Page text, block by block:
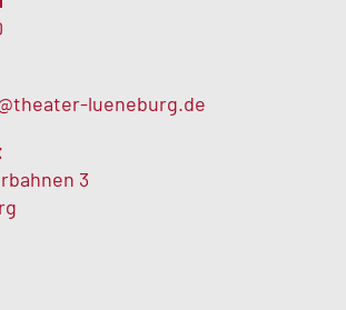
lueneburg.de
3